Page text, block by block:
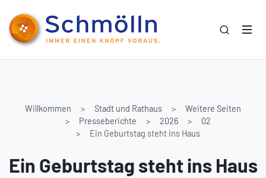
Willkommen Stadt und Rathaus
Weitere Seiten
Presseberichte
2026
02
Ein Geburtstag steht ins Haus
Ein Geburtstag steht ins Haus